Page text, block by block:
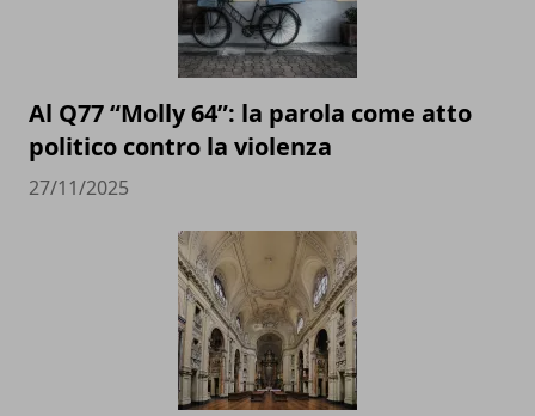
Al Q77 “Molly 64”: la parola come atto
politico contro la violenza
27/11/2025